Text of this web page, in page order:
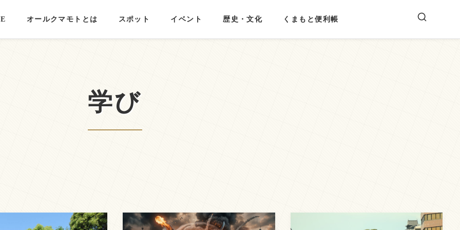
オールクマモトとは スポット イベント 歴史・文化 くまもと便利帳
学び